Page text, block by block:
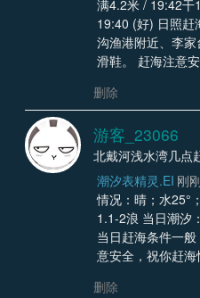
满4.2米 / 19:42干
19:40 (好) 日照赶
沟渔港附近、李
滑鞋。 赶海注意
删除
游客_23066
北戴河浅水湾几点
潮汐表精灵.EI 刚刚
情况：晴；水25°
1.1-2浪 当日潮汐
当日赶海条件一
意安全，祝你赶海
删除